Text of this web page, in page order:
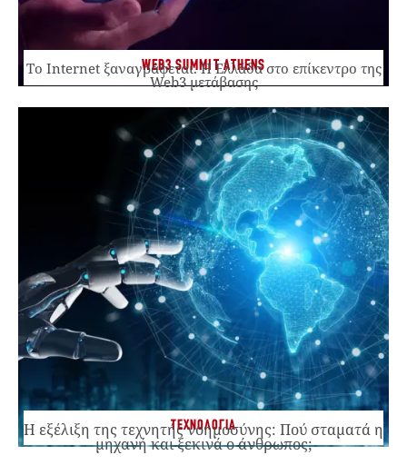
WEB3 SUMMIT ATHENS
Το Internet ξαναγράφεται. Η Ελλάδα στο επίκεντρο της
Web3 μετάβασης
ΤΕΧΝΟΛΟΓΙΑ
Η εξέλιξη της τεχνητής νοημοσύνης: Πού σταματά η
μηχανή και ξεκινά ο άνθρωπος;